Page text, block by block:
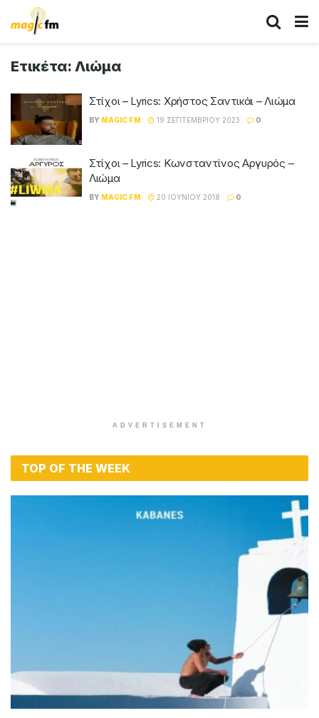
Ετικέτα: Λιώμα
Στίχοι – Lyrics: Χρήστος Σαντικάι – Λιώμα
BY MAGIC FM 19 ΣΕΠΤΕΜΒΡΊΟΥ 2023 0
Στίχοι – Lyrics: Κωνσταντίνος Αργυρός –
Λιώμα
BY MAGIC FM 20 ΙΟΥΝΊΟΥ 2018 0
ADVERTISEMENT
TOP OF THE WEEK